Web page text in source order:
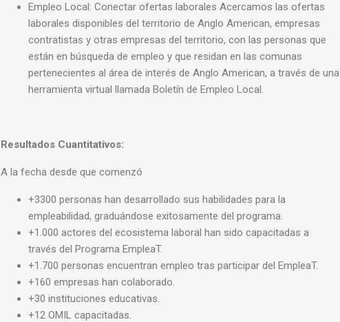
Empleo Local: Conectar ofertas laborales Acercamos las ofertas
laborales disponibles del territorio de Anglo American, empresas
contratistas y otras empresas del territorio, con las personas que
están en búsqueda de empleo y que residan en las comunas
pertenecientes al área de interés de Anglo American, a través de una
herramienta virtual llamada Boletín de Empleo Local.
Resultados Cuantitativos:
A la fecha desde que comenzó
+3300 personas han desarrollado sus habilidades para la
empleabilidad, graduándose exitosamente del programa.
+1.000 actores del ecosistema laboral han sido capacitadas a
través del Programa EmpleaT.
+1.700 personas encuentran empleo tras participar del EmpleaT.
+160 empresas han colaborado.
+30 instituciones educativas.
+12 OMIL capacitadas.